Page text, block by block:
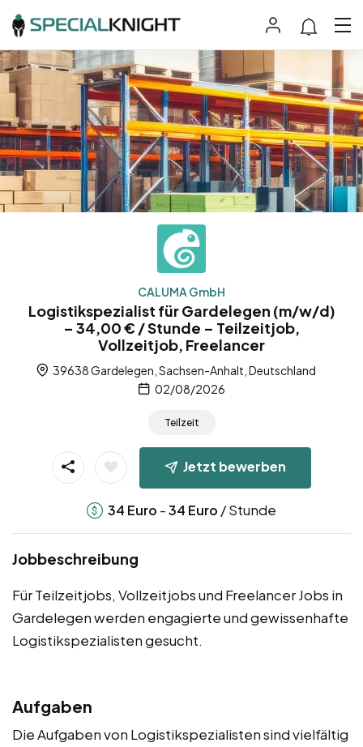
CALUMA GmbH
Logistikspezialist für Gardelegen (m/w/d)
– 34,00 € / Stunde – Teilzeitjob,
Vollzeitjob, Freelancer
39638 Gardelegen, Sachsen-Anhalt, Deutschland
02/08/2026
Teilzeit
Jetzt bewerben
34 Euro -34 Euro / Stunde
Jobbeschreibung
Für Teilzeitjobs, Vollzeitjobs und Freelancer Jobs in
Gardelegen werden engagierte und gewissenhafte
Logistikspezialisten gesucht.
Aufgaben
Die Aufgaben von Logistikspezialisten sind vielfältig